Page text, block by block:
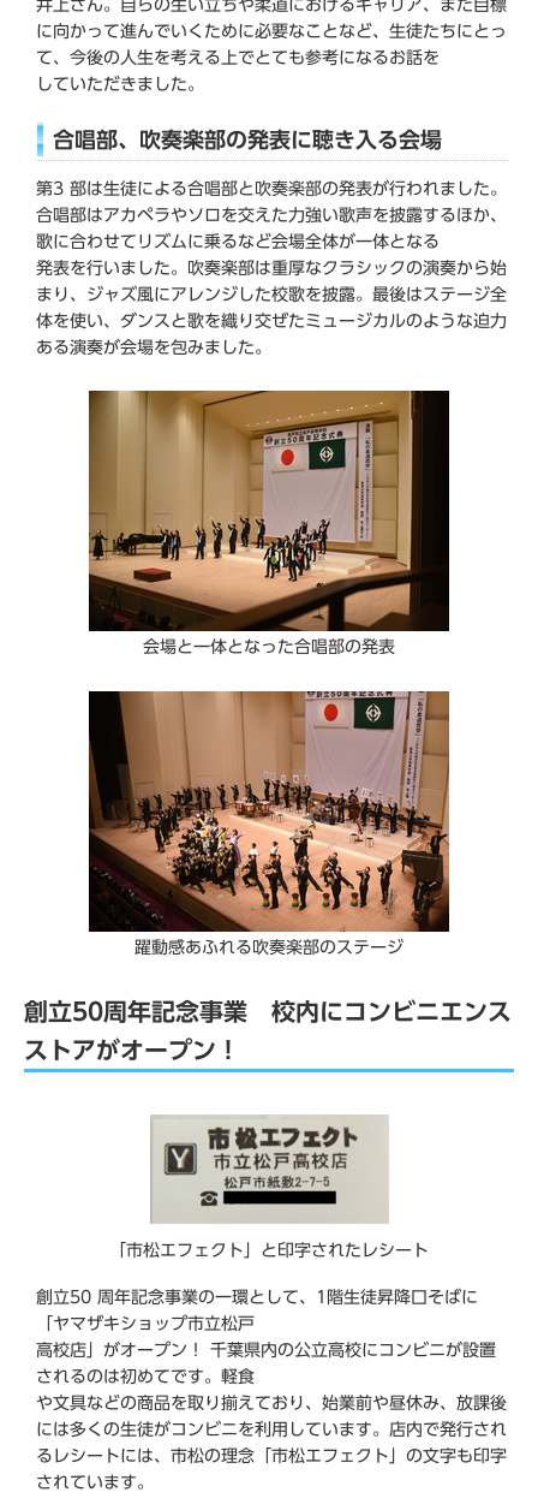
井上さん。自らの生い立ちや柔道におけるキャリア、また目標
に向かって進んでいくために必要なことなど、生徒たちにとっ
て、今後の人生を考える上でとても参考になるお話を
していただきました。
合唱部、吹奏楽部の発表に聴き入る会場
第3 部は生徒による合唱部と吹奏楽部の発表が行われました。
合唱部はアカペラやソロを交えた力強い歌声を披露するほか、
歌に合わせてリズムに乗るなど会場全体が一体となる
発表を行いました。吹奏楽部は重厚なクラシックの演奏から始
まり、ジャズ風にアレンジした校歌を披露。最後はステージ全
体を使い、ダンスと歌を織り交ぜたミュージカルのような迫力
ある演奏が会場を包みました。
会場と一体となった合唱部の発表
躍動感あふれる吹奏楽部のステージ
創立50周年記念事業 校内にコンビニエンス
ストアがオープン！
「市松エフェクト」と印字されたレシート
創立50 周年記念事業の一環として、1階生徒昇降口そばに
「ヤマザキショップ市立松戸
高校店」がオープン！ 千葉県内の公立高校にコンビニが設置
されるのは初めてです。軽食
や文具などの商品を取り揃えており、始業前や昼休み、放課後
には多くの生徒がコンビニを利用しています。店内で発行され
るレシートには、市松の理念「市松エフェクト」の文字も印字
されています。